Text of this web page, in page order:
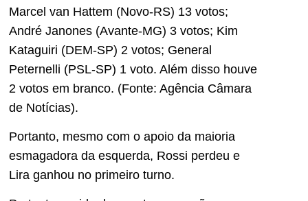
Marcel van Hattem (Novo-RS) 13 votos;
André Janones (Avante-MG) 3 votos; Kim
Kataguiri (DEM-SP) 2 votos; General
Peternelli (PSL-SP) 1 voto. Além disso houve
2 votos em branco. (Fonte: Agência Câmara
de Notícias).
Portanto, mesmo com o apoio da maioria
esmagadora da esquerda, Rossi perdeu e
Lira ganhou no primeiro turno.